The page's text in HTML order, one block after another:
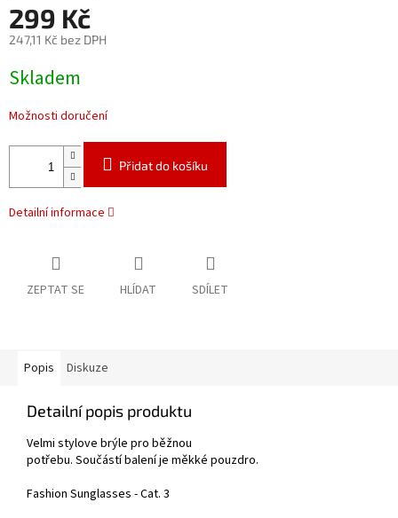
299 Kč
247,11 Kč bez DPH
cena:
Skladem
Možnosti doručení
Přidat do košíku
Detailní informace
ZEPTAT SE HLÍDAT SDÍLET
Popis Diskuze
Detailní popis produktu
Velmi stylove brýle pro běžnou
potřebu. Součástí balení je měkké pouzdro.
Fashion Sunglasses - Cat. 3